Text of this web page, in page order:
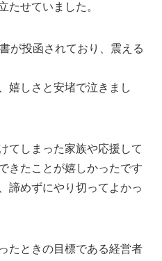
たせていました。
が投函されており、震える
嬉しさと安堵で泣きまし
てしまった家族や応援して
きたことが嬉しかったです
諦めずにやり切ってよかっ
たときの目標である経営者